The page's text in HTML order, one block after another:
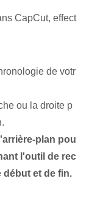
CapCut, effect
de votr
ou la droite p
plan pou
l'outil de rec
début et de fin.